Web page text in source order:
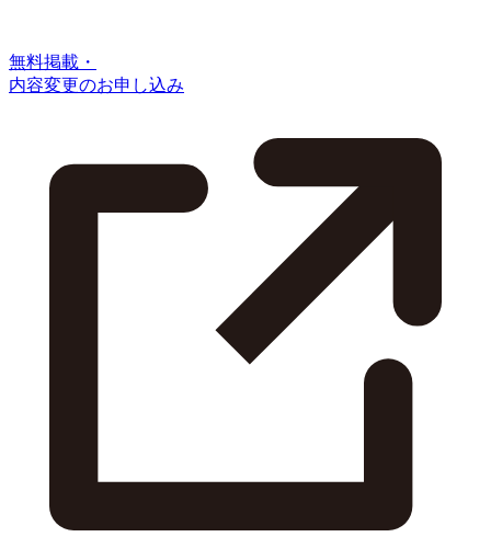
無料掲載・
内容変更のお申し込み